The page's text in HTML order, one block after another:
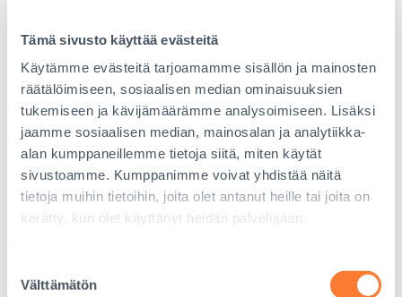
Tämä sivusto käyttää evästeitä
Käytämme evästeitä tarjoamamme sisällön ja mainosten
räätälöimiseen, sosiaalisen median ominaisuuksien
tukemiseen ja kävijämäärämme analysoimiseen. Lisäksi
jaamme sosiaalisen median, mainosalan ja analytiikka-
alan kumppaneillemme tietoja siitä, miten käytät
sivustoamme. Kumppanimme voivat yhdistää näitä
tietoja muihin tietoihin, joita olet antanut heille tai joita on
kerätty, kun olet käyttänyt heidän palvelujaan.
valinta
Välttämätön